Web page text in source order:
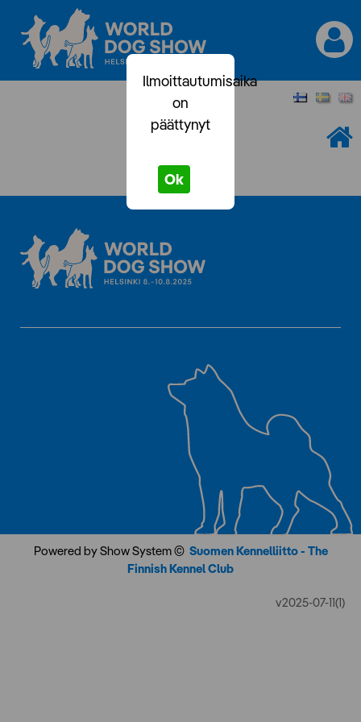
Ilmoittautumisaika
on
päättynyt
Ok
Powered by Show System © Suomen Kennelliitto - The
Finnish Kennel Club
v2025-07-11(1)